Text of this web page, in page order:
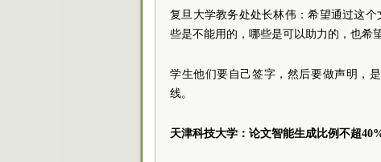
复旦大学教务处处长林伟：希望通过这
些是不能用的，哪些是可以助力的，也希
学生他们要自己签字，然后要做声明，
线。
天津科技大学：论文智能生成比例不超